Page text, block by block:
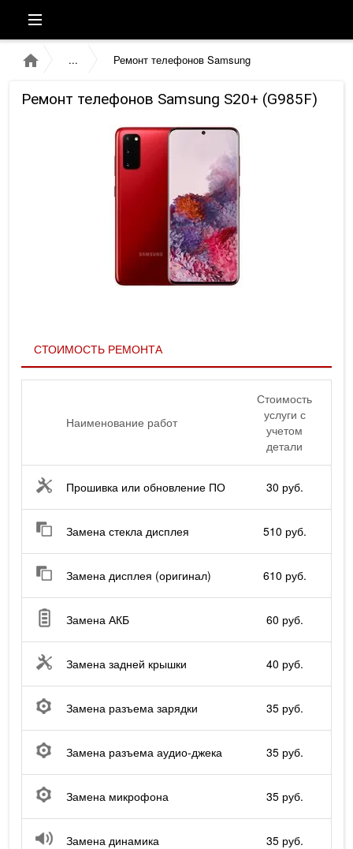
Ремонт телефонов Samsung
Ремонт телефонов Samsung S20+ (G985F)
СТОИМОСТЬ РЕМОНТА
Наименование работ
Стоимость
услуги с
учетом
детали
Прошивка или обновление ПО 30 руб.
Замена стекла дисплея 510 руб.
Замена дисплея (оригинал) 610 руб.
Замена АКБ 60 руб.
Замена задней крышки 40 руб.
Замена разъема зарядки 35 руб.
Замена разъема аудио-джека 35 руб.
Замена микрофона 35 руб.
Замена динамика 35 руб.